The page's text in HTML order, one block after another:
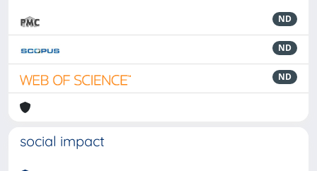
ND
ND
ND
social impact